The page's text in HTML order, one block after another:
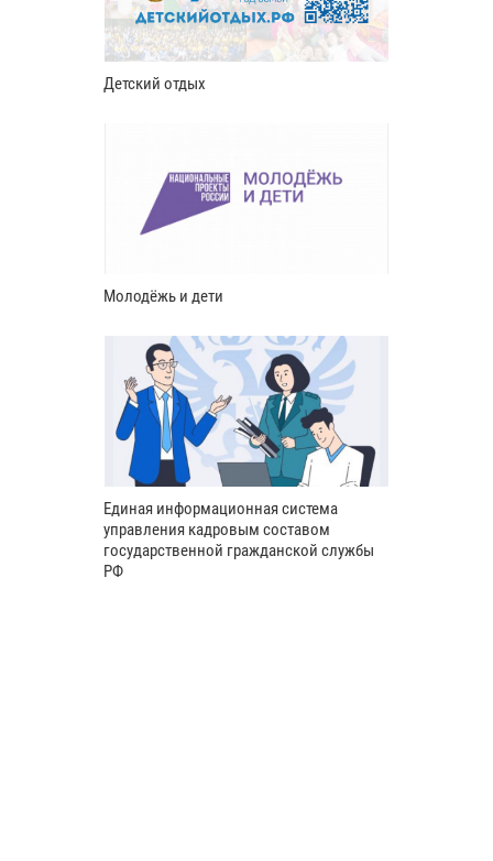
Детский отдых
Молодёжь и дети
Единая информационная система
управления кадровым составом
государственной гражданской службы
РФ